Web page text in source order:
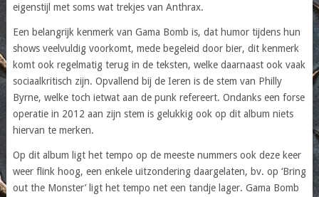
eigenstijl met soms wat trekjes van Anthrax.
Een belangrijk kenmerk van Gama Bomb is, dat humor tijdens hun
shows veelvuldig voorkomt, mede begeleid door bier, dit kenmerk
komt ook regelmatig terug in de teksten, welke daarnaast ook vaak
sociaalkritisch zijn. Opvallend bij de Ieren is de stem van Philly
Byrne, welke toch ietwat aan de punk refereert. Ondanks een forse
operatie in 2012 aan zijn stem is gelukkig ook op dit album niets
hiervan te merken.
Op dit album ligt het tempo op de meeste nummers ook deze keer
weer flink hoog, een enkele uitzondering daargelaten, bv. op ‘Bring
out the Monster’ ligt het tempo net een tandje lager. Gama Bomb